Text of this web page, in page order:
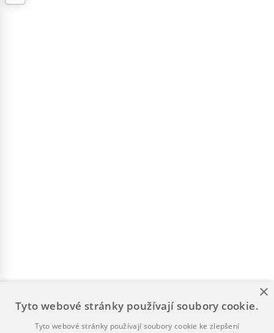
×
Tyto webové stránky používají soubory cookie.
Tyto webové stránky používají soubory cookie ke zlepšení